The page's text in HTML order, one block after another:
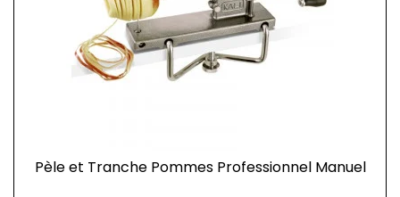
Pèle et Tranche Pommes Professionnel Manuel